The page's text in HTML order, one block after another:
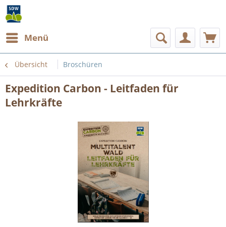
Menü
Übersicht Broschüren
Expedition Carbon - Leitfaden für
Lehrkräfte